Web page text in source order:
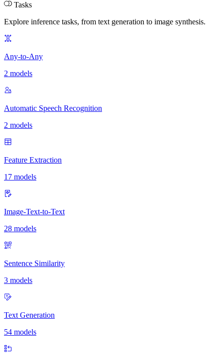
Tasks
Explore inference tasks, from text generation to image synthesis.
Any-to-Any
2 models
Automatic Speech Recognition
2 models
Feature Extraction
17 models
Image-Text-to-Text
28 models
Sentence Similarity
3 models
Text Generation
54 models